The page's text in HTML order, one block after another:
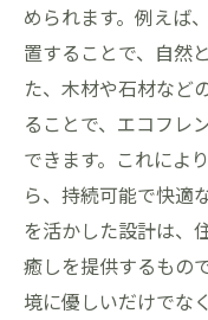
められます。例えば
置することで、自然
た、木材や石材など
ることで、エコフレ
できます。これによ
ら、持続可能で快適
を活かした設計は、
癒しを提供するもの
境に優しいだけでな